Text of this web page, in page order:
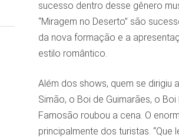
sucesso dentro desse gênero
“Miragem no Deserto” são
da nova formação e a
estilo romântico.
Além dos shows, quem se dirigiu
Simão, o Boi de Guimarães, o
Famosão roubou a cena. O
principalmente dos turistas.